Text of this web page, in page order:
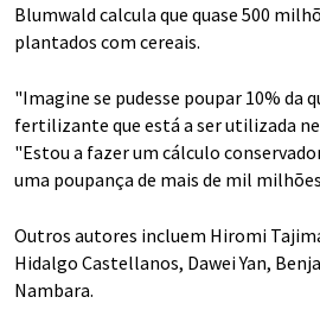
Blumwald calcula que quase 500
plantados com cereais.
"Imagine se pudesse poupar 10% da
fertilizante que está a ser utilizada
"Estou a fazer um cálculo
uma poupança de mais de mil
Outros autores incluem Hiromi
Hidalgo Castellanos, Dawei Yan,
Nambara.